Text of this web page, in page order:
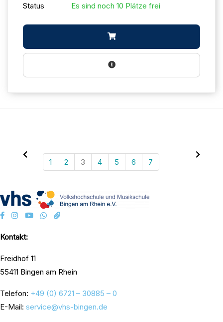
Status
Es sind noch 10 Plätze frei
1 2 3 4 5 6 7
Kontakt:
Freidhof 11
55411 Bingen am Rhein
Telefon: +49 (0) 6721 – 30885 – 0
E-Mail: service@vhs-bingen.de